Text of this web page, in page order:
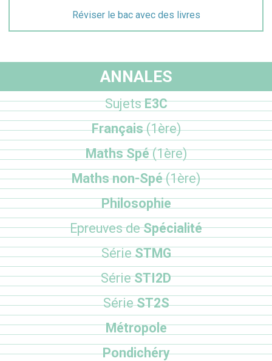
Réviser le bac avec des livres
ANNALES
SujetsE3C
Français(1ère)
Maths Spé(1ère)
Maths non-Spé(1ère)
Philosophie
Epreuves deSpécialité
SérieSTMG
SérieSTI2D
SérieST2S
Métropole
Pondichéry